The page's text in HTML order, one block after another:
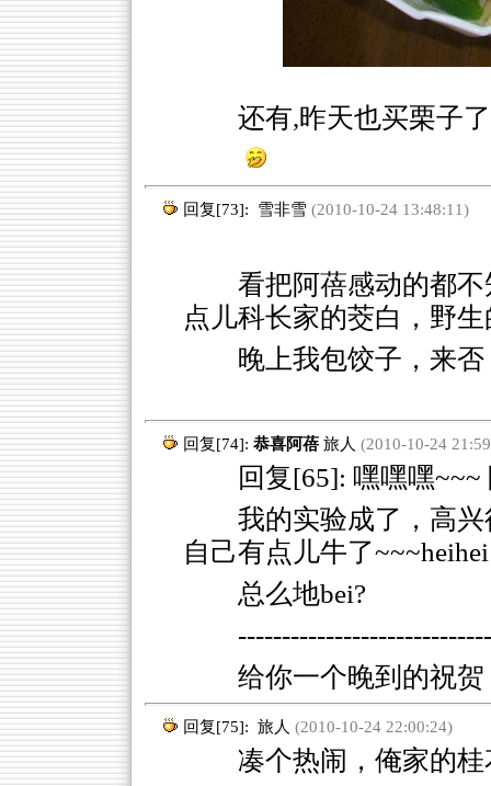
还有,昨天也买栗子
回复[73]: 雪非雪(2010-10-24 13:48:11)
看把阿蓓感动的都
点儿科长家的茭白，野
晚上我包饺子，来否
回复[74]: 恭喜阿蓓 旅人 (2010-10-24
回复[65]: 嘿嘿嘿~~~
我的实验成了，高
自己有点儿牛了~~~heihei
总么地bei?
给你一个晚到的祝贺
回复[75]: 旅人 (2010-10-24 22:00:24)
凑个热闹，俺家的桂